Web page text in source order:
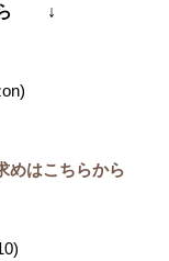
ら ↓
めはこちらから